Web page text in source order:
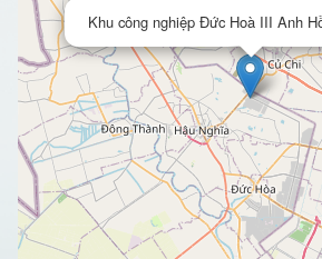
Khu công nghiệp Đức Hoà III Anh